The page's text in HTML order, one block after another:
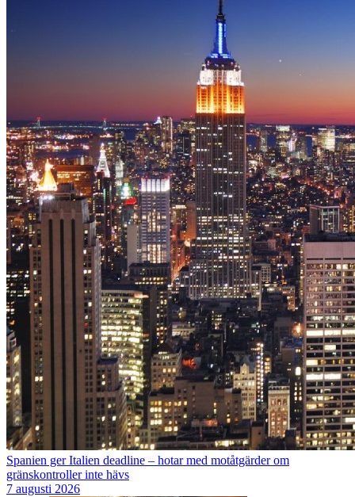
Spanien ger Italien deadline – hotar med motåtgärder om
gränskontroller inte hävs
7 augusti 2026